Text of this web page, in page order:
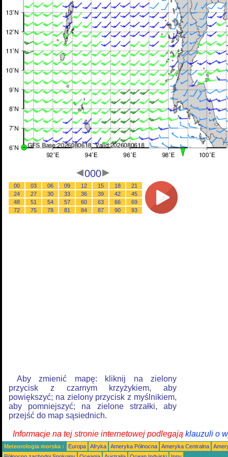
000
00 03 06 09 12 15 18
21
24
27 30 33 36 39 42
45
48
51 54 57 60 63 66
69
72
75 78 81 84 87 90 93
Aby zmienić mapę: kliknij na zielony
przycisk z czarnym krzyżykiem, aby
powiększyć; na zielony przycisk z myślnikiem,
aby pomniejszyć; na zielone strzałki, aby
przejść do map sąsiednich.
Informacje na tej stronie internetowej podlegają klauzuli o
Meteorologia morska : Europa Afryka Ameryka Północna Ameryka Centralna